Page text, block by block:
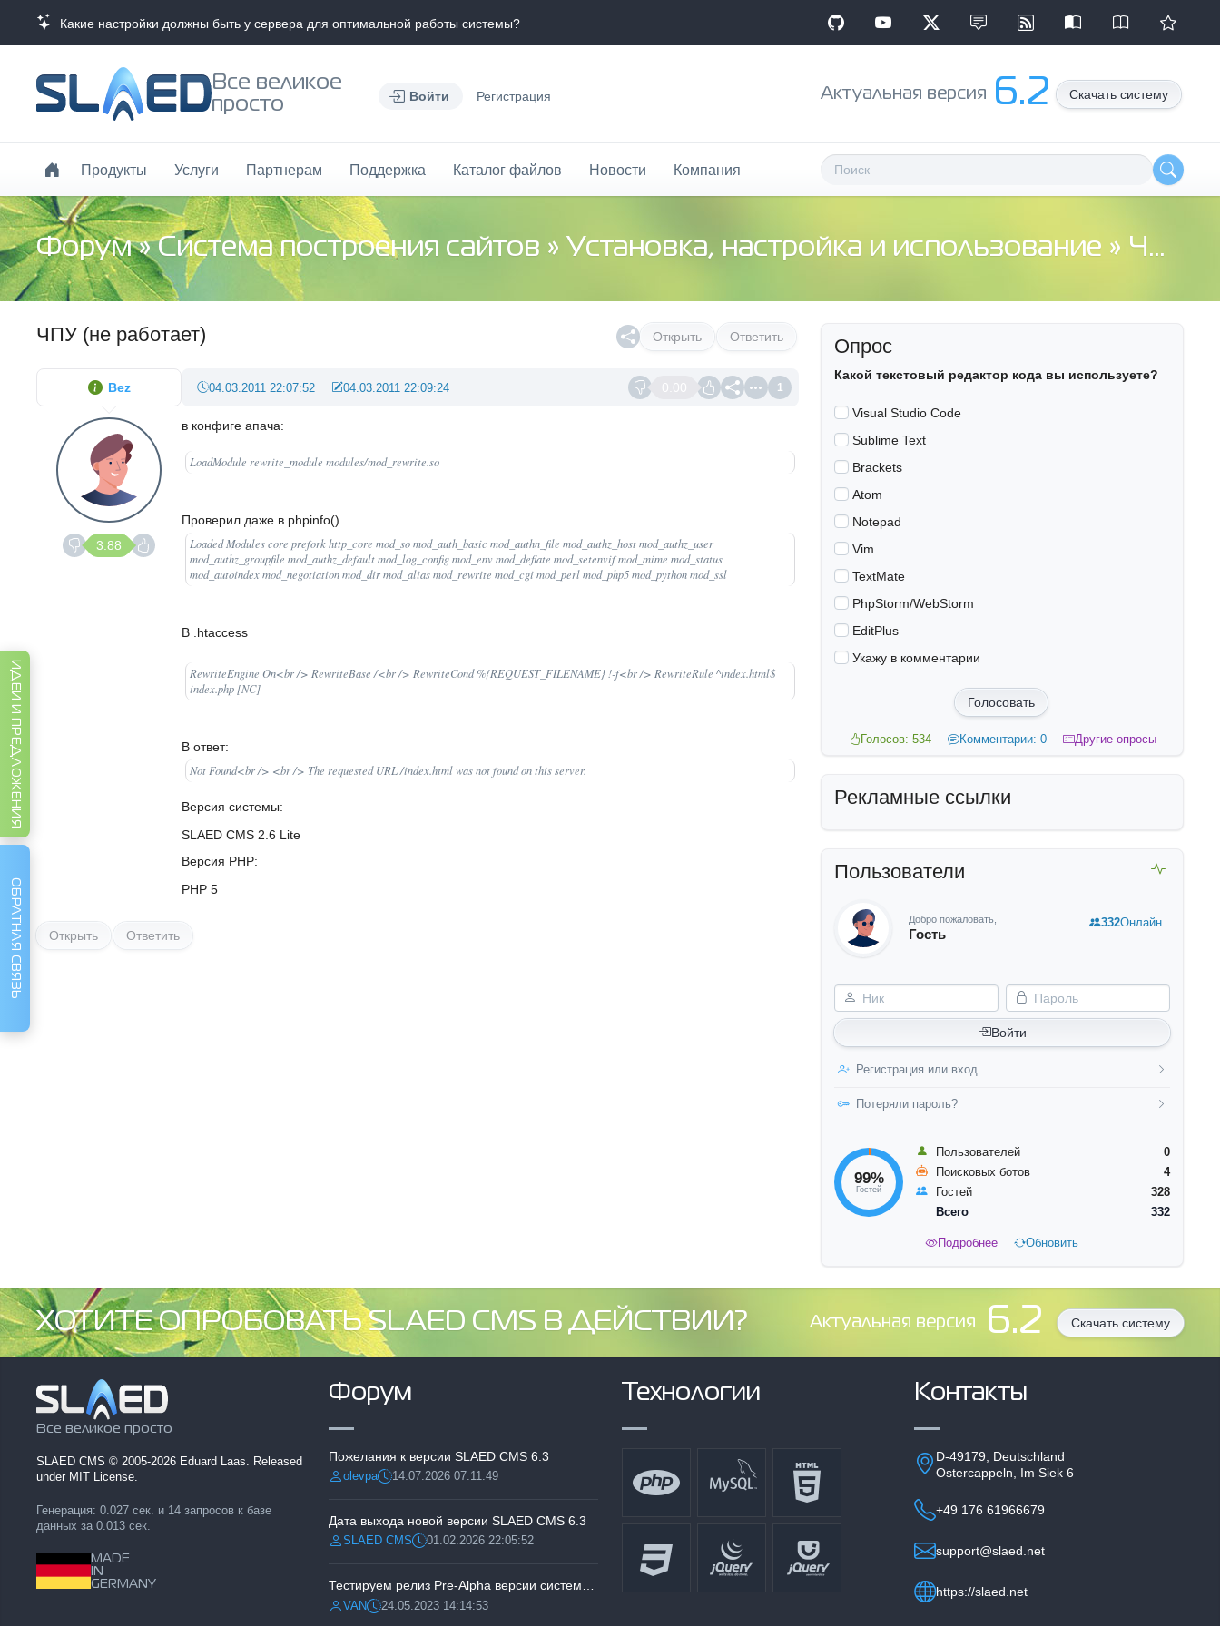
Какие настройки должны быть у сервера для оптимальной работы системы?
Все великое
просто
Войти Регистрация Aктуальная версия 6.2 Скачать систему
Продукты Услуги Партнерам Поддержка Каталог файлов Новости Компания
Форум»Система построения сайтов » Установка, настройка и использование » ЧПУ (не работает)
Открыть Ответить
ЧПУ (не работает)
0.00 1
04.03.2011 22:07:52 04.03.2011 22:09:24
в конфиге апача:
LoadModule rewrite_module modules/mod_rewrite.so
Проверил даже в phpinfo()
Loaded Modules core prefork http_core mod_so mod_auth_basic mod_authn_file mod_authz_host mod_authz_user
mod_authz_groupfile mod_authz_default mod_log_config mod_env mod_deflate mod_setenvif mod_mime mod_status
mod_autoindex mod_negotiation mod_dir mod_alias mod_rewrite mod_cgi mod_perl mod_php5 mod_python mod_ssl
В .htaccess
RewriteEngine On<br /> RewriteBase /<br /> RewriteCond %{REQUEST_FILENAME} !-f<br /> RewriteRule ^index.html$
index.php [NC]
В ответ:
Not Found<br /> <br /> The requested URL /index.html was not found on this server.
Версия системы
SLAED CMS 2.6 Lite
Версия PHP
PHP 5
Bez
3.88
Открыть Ответить
Опрос
Какой текстовый редактор кода вы используете?
Visual Studio Code
Sublime Text
Brackets
Atom
Notepad
Vim
TextMate
PhpStorm/WebStorm
EditPlus
Укажу в комментарии
Голосовать
Голосов: 534 Комментарии: 0 Другие опросы
Рекламные ссылки
Пользователи
Добро пожаловать,
Гость
Ник Пароль
Войти
Регистрация или вход
Потеряли пароль?
332Онлайн
99%
Гостей
Пользователей
0
Поисковых ботов
4
Гостей
328
Всего
332
Подробнее Обновить
ХОТИТЕ ОПРОБОВАТЬ SLAED CMS В ДЕЙСТВИИ? Aктуальная версия 6.2 Скачать систему
Все великое просто
SLAED CMS © 2005-2026 Eduard Laas. Released
under MIT License.
Генерация: 0.027 сек. и 14 запросов к базе
данных за 0.013 сек.
MADE
IN
GERMANY
Форум
Пожелания к версии SLAED CMS 6.3
Разместил:
olevpaДата:14.07.2026 07:11:49
Дата выхода новой версии SLAED CMS 6.3
Разместил:
SLAED CMSДата:01.02.2026 22:05:52
Тестируем релиз Pre-Alpha версии системы SLAED CMS 6.3 Pro
Разместил:
VANДата:24.05.2023 14:14:53
Технологии Контакты
D-49179, Deutschland
Ostercappeln, Im Siek 6
+49 176 61966679
support@slaed.net
https://slaed.net
ИДЕИ И ПРЕДЛОЖЕНИЯ
ОБРАТНАЯ СВЯЗЬ